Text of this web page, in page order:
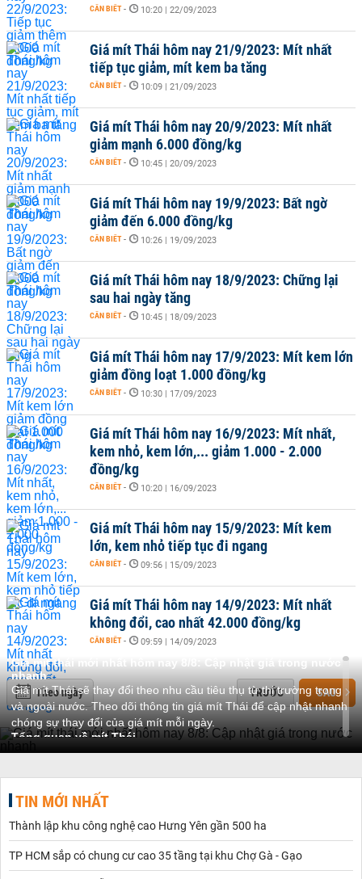
CẦN BIẾT - 10:20 | 22/09/2023
Giá mít Thái hôm nay 21/9/2023: Mít nhất
tiếp tục giảm, mít kem ba tăng
CẦN BIẾT - 10:09 | 21/09/2023
Giá mít Thái hôm nay 20/9/2023: Mít nhất
giảm mạnh 6.000 đồng/kg
CẦN BIẾT - 10:45 | 20/09/2023
Giá mít Thái hôm nay 19/9/2023: Bất ngờ
giảm đến 6.000 đồng/kg
CẦN BIẾT - 10:26 | 19/09/2023
Giá mít Thái hôm nay 18/9/2023: Chững lại
sau hai ngày tăng
CẦN BIẾT - 10:45 | 18/09/2023
Giá mít Thái hôm nay 17/9/2023: Mít kem lớn
giảm đồng loạt 1.000 đồng/kg
CẦN BIẾT - 10:30 | 17/09/2023
Giá mít Thái hôm nay 16/9/2023: Mít nhất,
kem nhỏ, kem lớn,... giảm 1.000 - 2.000
đồng/kg
CẦN BIẾT - 10:20 | 16/09/2023
Giá mít Thái hôm nay 15/9/2023: Mít kem
lớn, kem nhỏ tiếp tục đi ngang
CẦN BIẾT - 09:56 | 15/09/2023
Giá mít Thái hôm nay 14/9/2023: Mít nhất
không đổi, cao nhất 42.000 đồng/kg
CẦN BIẾT - 09:59 | 14/09/2023
Theo ngày TRƯỚC SAU
Giá mít thái mới nhất hôm nay 8/8: Cập nhật giá trong nước
nhanh
Giá mít Thái sẽ thay đổi theo nhu cầu tiêu thụ từ thị trường trong
và ngoài nước. Theo dõi thông tin giá mít Thái để cập nhật nhanh
chóng sự thay đổi của giá mít mỗi ngày.
Tổng quan về mít Thái
Mít Thái là một giống nông sản rất dễ trồng lại ít công chăm sốc
suất cao, đậu trái 4 mùa. Múi mít cũng rất mọng, giòn và ngọt.
So với các loại mít khác, mít Thái có nhiều ưu điểm hơn hẳn. Cây
cho trái sớm, năng suất cao. Chỉ sau khoảng 90 - 120 ngày ra
hoa là cây đã đậu trái và có thể thu hoạch.
TIN MỚI NHẤT
Thành lập khu công nghệ cao Hưng Yên gần 500 ha
TP HCM sắp có chung cư cao 35 tầng tại khu Chợ Gà - Gạo